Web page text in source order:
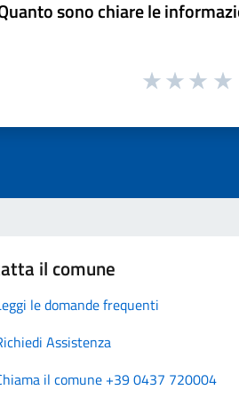
sono chiare le
il comune
le domande frequenti
Assistenza
il comune +39 0437 720004